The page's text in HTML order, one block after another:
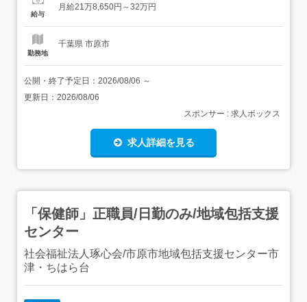
通 小湊鉄道線「上総鶴舞駅」よ...
給与
月給21万8,650円～32万円
勤務地
千葉県 市原市
公開・終了予定日： 2026/08/06 ～
更新日： 2026/08/06
スポンサー : 求人ボックス
求人詳細を見る
「保健師」正職員/日勤のみ/地域包括支援
センター
社会福祉法人琢心会/市原市地域包括支援センター市
津・ちはら台